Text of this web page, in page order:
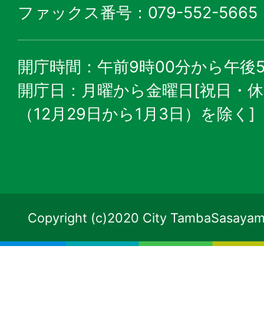
ファックス番号：079-552-5665
開庁時間：午前9時00分から午後
開庁日：月曜から金曜日[祝日・
（12月29日から1月3日）を除く]
Copyright (c)2020 City